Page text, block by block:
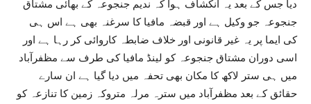
دیا جس کے بعد یہ انکشاف ہوا کہ ندیم جنجوعہ کے بھائی مشتاق
جنجوعہ جو وکیل ہے اور قبضہ مافیا کا سرغنہ بھی ہے اس ہی
کی ایما پر یہ غیر قانونی اور خلاف ضابطہ کاروائی کر رہا ہے اور
اسی دوران مشتاق جنجوعہ کو لینڈ مافیا کی طرف سے مظفرآباد
میں ہی ستر لاکھ کا مکان بھی تحفہ میں دیا گیا ہے ان سارے
حقائق کے بعد مظفرآباد میں سترہ مرلہ متروکہ زمین کا تنازعہ کو